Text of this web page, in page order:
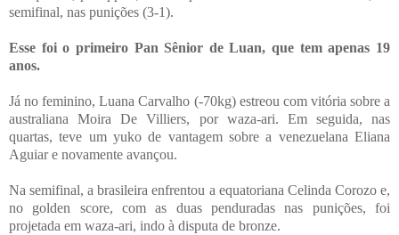
semifinal, nas punições (3-1).
Esse foi o primeiro Pan Sênior de Luan, que tem apenas 19
anos.
Já no feminino, Luana Carvalho (-70kg) estreou com vitória sobre a
australiana Moira De Villiers, por waza-ari. Em seguida, nas
quartas, teve um yuko de vantagem sobre a venezuelana Eliana
Aguiar e novamente avançou.
Na semifinal, a brasileira enfrentou a equatoriana Celinda Corozo e,
no golden score, com as duas penduradas nas punições, foi
projetada em waza-ari, indo à disputa de bronze.